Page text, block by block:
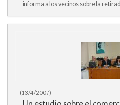
informa a los vecinos sobre la
(13/4/2007)